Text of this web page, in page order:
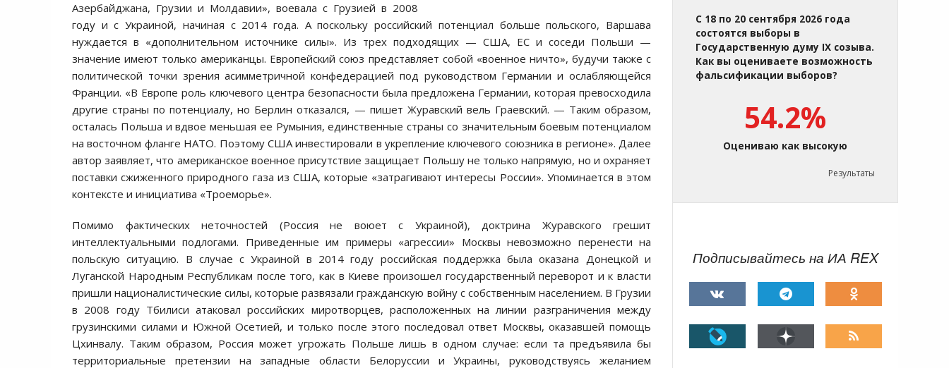
Азербайджана, Грузии и Молдавии», воевала с Грузией в 2008
году и с Украиной, начиная с 2014 года. А поскольку российский потенциал больше польского, Варшава
нуждается в «дополнительном источнике силы». Из трех подходящих — США, ЕС и соседи Польши —
значение имеют только американцы. Европейский союз представляет собой «военное ничто», будучи также с
политической точки зрения асимметричной конфедерацией под руководством Германии и ослабляющейся
Франции. «В Европе роль ключевого центра безопасности была предложена Германии, которая превосходила
другие страны по потенциалу, но Берлин отказался, — пишет Журавский вель Граевский. — Таким образом,
осталась Польша и вдвое меньшая ее Румыния, единственные страны со значительным боевым потенциалом
на восточном фланге НАТО. Поэтому США инвестировали в укрепление ключевого союзника в регионе». Далее
автор заявляет, что американское военное присутствие защищает Польшу не только напрямую, но и охраняет
поставки сжиженного природного газа из США, которые «затрагивают интересы России». Упоминается в этом
контексте и инициатива «Троеморье».
Помимо фактических неточностей (Россия не воюет с Украиной), доктрина Журавского грешит
интеллектуальными подлогами. Приведенные им примеры «агрессии» Москвы невозможно перенести на
польскую ситуацию. В случае с Украиной в 2014 году российская поддержка была оказана Донецкой и
Луганской Народным Республикам после того, как в Киеве произошел государственный переворот и к власти
пришли националистические силы, которые развязали гражданскую войну с собственным населением. В Грузии
в 2008 году Тбилиси атаковал российских миротворцев, расположенных на линии разграничения между
грузинскими силами и Южной Осетией, и только после этого последовал ответ Москвы, оказавшей помощь
Цхинвалу. Таким образом, Россия может угрожать Польше лишь в одном случае: если та предъявила бы
территориальные претензии на западные области Белоруссии и Украины, руководствуясь желанием
С 18 по 20 сентября 2026 года
состоятся выборы в
Государственную думу IX созыва.
Как вы оцениваете возможность
фальсификации выборов?
54.2%
Оцениваю как высокую
Результаты
Подписывайтесь на ИА REX